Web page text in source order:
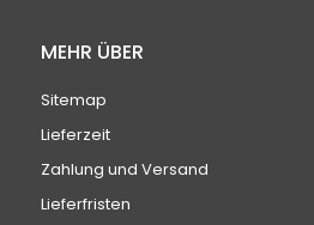
MEHR ÜBER
Sitemap
Lieferzeit
Zahlung und Versand
Lieferfristen